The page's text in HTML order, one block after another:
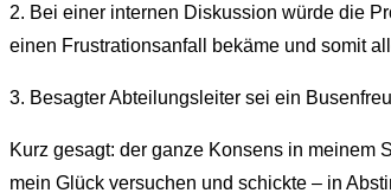
2. Bei einer internen Diskussion würde die
einen Frustrationsanfall bekäme und somit
3. Besagter Abteilungsleiter sei ein
Kurz gesagt: der ganze Konsens in meinem
mein Glück versuchen und schickte – in